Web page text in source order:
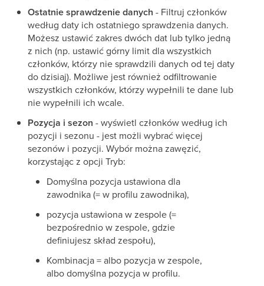
Ostatnie sprawdzenie danych - Filtruj członków
według daty ich ostatniego sprawdzenia danych.
Możesz ustawić zakres dwóch dat lub tylko jedną
z nich (np. ustawić górny limit dla wszystkich
członków, którzy nie sprawdzili danych od tej daty
do dzisiaj). Możliwe jest również odfiltrowanie
wszystkich członków, którzy wypełnili te dane lub
nie wypełnili ich wcale.
Pozycja i sezon - wyświetl członków według ich
pozycji i sezonu - jest możli wybrać więcej
sezonów i pozycji. Wybór można zawęzić,
korzystając z opcji Tryb:
Domyślna pozycja ustawiona dla
zawodnika (= w profilu zawodnika),
pozycja ustawiona w zespole (=
bezpośrednio w zespole, gdzie
definiujesz skład zespołu),
Kombinacja = albo pozycja w zespole,
albo domyślna pozycja w profilu.